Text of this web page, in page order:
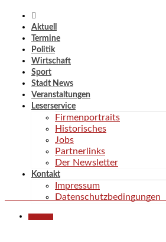
Aktuell
Termine
Politik
Wirtschaft
Sport
Stadt News
Veranstaltungen
Leserservice
Firmenportraits
Historisches
Jobs
Partnerlinks
Der Newsletter
Kontakt
Impressum
Datenschutzbedingungen